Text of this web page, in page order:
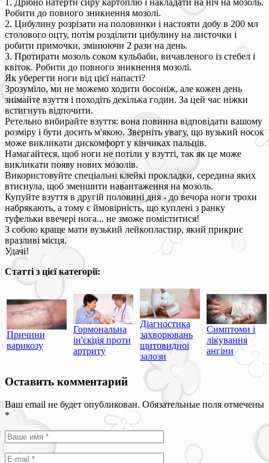
Робити до повного зникнення мозолі.
2. Цибулину розрізати на половинки і настояти добу в 200 мл
столового оцту, потім розділити цибулину на листочки і
робити примочки, змінюючи 2 рази на день.
3. Протирати мозоль соком кульбаби, вичавленого із стебел і
квіток. Робити до повного зникнення мозолі.
Як уберегти ноги від цієї напасті?
Зрозуміло, ми не можемо ходити босоніж, але кожен день
знімайте взуття і походіть декілька годин. За цей час ніжки
встигнуть відпочити.
Ретельно вибирайте взуття: вона повинна відповідати вашому
розміру і бути досить м'якою. Зверніть увагу, що вузький носок
може викликати дискомфорт у кінчиках пальців.
Намагайтеся, щоб ноги не потіли у взутті, так як це може
викликати появу нових мозолів.
Використовуйте спеціальні клейкі прокладки, середина яких
втиснула, щоб зменшити навантаження на мозоль.
Купуйте взуття в другій половині дня - до вечора ноги трохи
набрякають, а тому є ймовірність, що куплені з ранку
туфельки ввечері нога... не зможе поміститися!
З собою краще мати вузький лейкопластир, який прикриє
вразливі місця.
Удачі!
Статті з цієї категорії:
Причини
варикозу
Гормональна
ін'єкція проти
артриту
Діагностика
захворювань
щитовидної
залози
Симптоми і
лікування
ангіни
Оставить комментарий
Ваш email не будет опубликован. Обязательные поля отмечены
*